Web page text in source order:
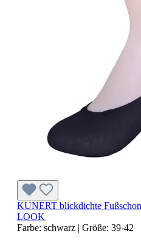
KUNERT blickdichte
LOOK
Farbe: schwarz | Größe: 39-42